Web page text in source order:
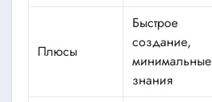
Плюсы
Быстрое
создание,
минимальные
знания